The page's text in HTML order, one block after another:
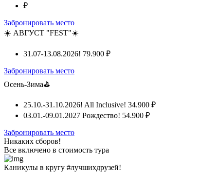
₽
Забронировать место
☀️ АВГУСТ "FEST"☀️
31.07-13.08.2026! 79.900 ₽
Забронировать место
Осень-Зима⛳
25.10.-31.10.2026! All Inclusive! 34.900 ₽
03.01.-09.01.2027 Рождество! 54.900 ₽
Забронировать место
Никаких сборов!
Все включено в стоимость тура
Каникулы в кругу #лучшихдрузей!